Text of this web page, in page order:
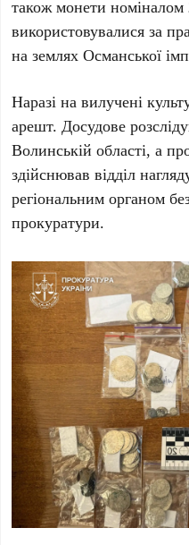
також монети номіналом
використовувалися за
на землях Османської
Наразі на вилучені
арешт. Досудове
Волинській області, а
здійснював відділ
регіональним органом
прокуратури.